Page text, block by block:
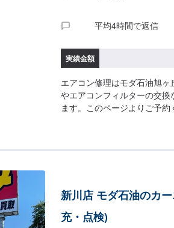
平均4時間で返信
実績金額
エアコン修理はモダ石油旭
やエアコンフィルターの交
ます。このページよりご予
新川店 モダ石油のカ
充・点検)